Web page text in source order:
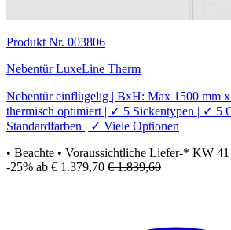
Produkt Nr. 003806
Nebentür LuxeLine Therm
Nebentür einflügelig | BxH: Max 1500 mm
thermisch optimiert | ✓ 5 Sickentypen | ✓ 5
Standardfarben | ✓ Viele Optionen
• Beachte • Voraussichtliche Liefer-* KW 41
-25% ab € 1.379,70 € 1.839,60